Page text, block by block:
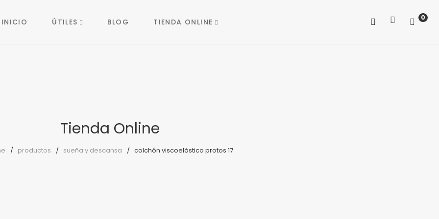
INICIO ÚTILES BLOG TIENDA ONLINE 0
Tienda Online
productos sueña y descansa colchón viscoelástico protos 17